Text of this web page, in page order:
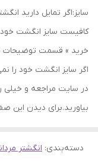
سایز:اگر تمایل دارید
کافیست سایز انگشت
خرید » قسمت توضیحات
اگر سایز انگشت خود را
در سایت مراجعه و خیلی
بیاورید.برای دیدن این
دسته‌بندی: انگشتر